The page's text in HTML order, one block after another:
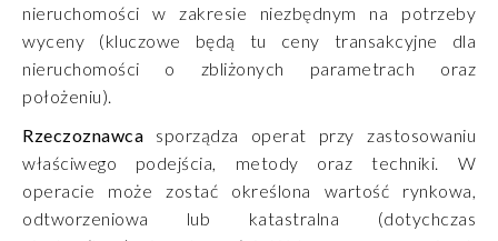
nieruchomości w zakresie niezbędnym na potrzeby
wyceny (kluczowe będą tu ceny transakcyjne dla
nieruchomości o zbliżonych parametrach oraz
położeniu).
Rzeczoznawca sporządza operat przy zastosowaniu
właściwego podejścia, metody oraz techniki. W
operacie może zostać określona wartość rynkowa,
odtworzeniowa lub katastralna (dotychczas